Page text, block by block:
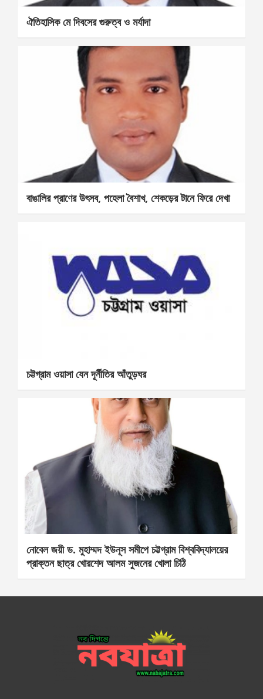
ঐতিহাসিক মে দিবসের গুরুত্ব ও মর্যাদা
বাঙালির প্রাণের উৎসব, পহেলা বৈশাখ, শেকড়ের টানে ফিরে দেখা
চট্টগ্রাম ওয়াসা যেন দূর্নীতির আঁতুড়ঘর
নোবেল জয়ী ড. মুহাম্মদ ইউনূস সমীপে চট্টগ্রাম বিশ্ববিদ্যালয়ের
প্রাক্তন ছাত্র খোরশেদ আলম সুজনের খোলা চিঠি